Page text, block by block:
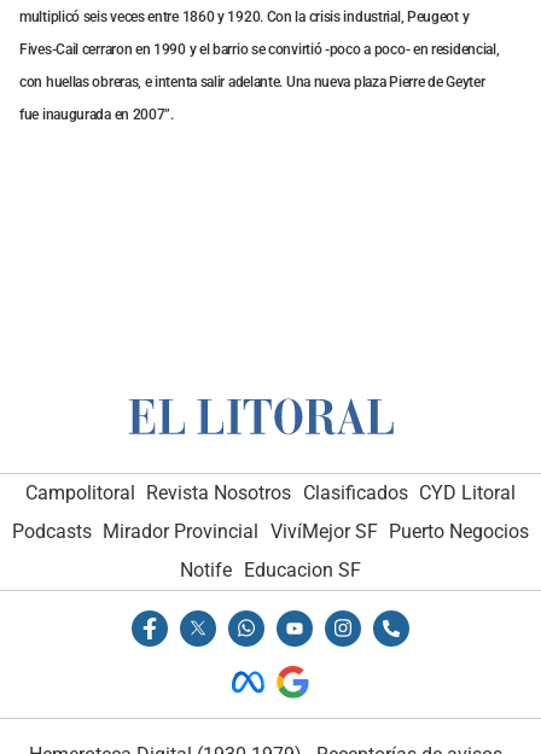
multiplicó seis veces entre 1860 y 1920. Con la crisis industrial, Peugeot y
Fives-Cail cerraron en 1990 y el barrio se convirtió -poco a poco- en residencial,
con huellas obreras, e intenta salir adelante. Una nueva plaza Pierre de Geyter
fue inaugurada en 2007”.
Campolitoral Revista Nosotros Clasificados CYD Litoral
Podcasts Mirador Provincial VivíMejor SF Puerto Negocios
Notife Educacion SF